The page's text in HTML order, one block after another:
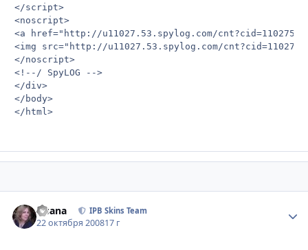
</script>
<noscript>
<a href="http://u11027.53.spylog.com/
<img src="http://u11027.53.spylog.com/
</noscript>
<!--/ SpyLOG -->
</div>
</body>
</html>
Fisana IPB Skins Team
22 октября 200817 г